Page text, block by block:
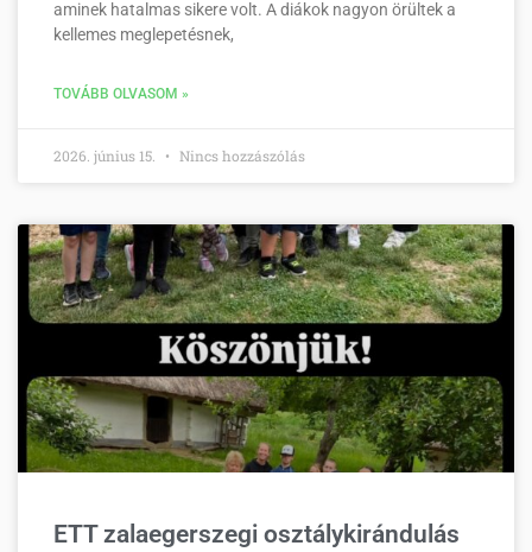
aminek hatalmas sikere volt. A diákok nagyon örültek a
kellemes meglepetésnek,
TOVÁBB OLVASOM »
2026. június 15. Nincs hozzászólás
ETT zalaegerszegi osztálykirándulás